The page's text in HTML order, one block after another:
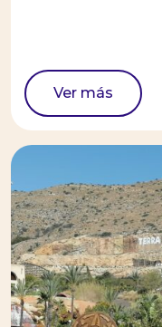
Ver más